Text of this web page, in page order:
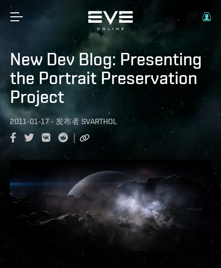
New Dev Blog: Presenting
the Portrait Preservation
Project
2011-01-17 - 发布者 SVARTHOL